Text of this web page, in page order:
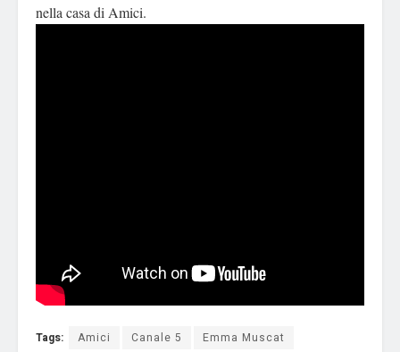
nella casa di Amici.
Tags: Amici Canale 5 Emma Muscat